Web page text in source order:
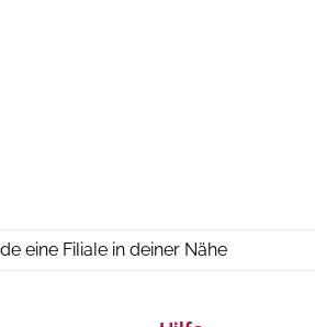
eine Filiale in deiner Nähe